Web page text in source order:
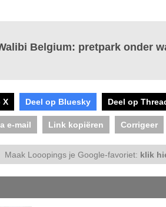
Belgium: pretpark onder
X Deel op Bluesky Deel op
e-mail Link kopiëren Corrigeer
Maak Looopings je Google-favoriet: klik